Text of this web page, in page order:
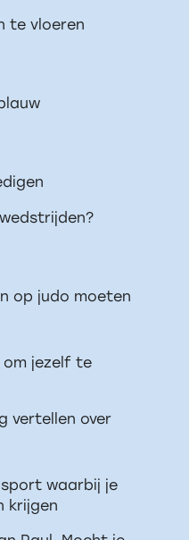
te vloeren
op judo moeten
jezelf te
vertellen over
waarbij je
krijgen